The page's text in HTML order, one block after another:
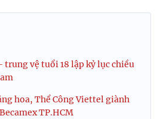
trung vệ tuổi 18 lập kỷ lục chiều
hoa, Thể Công Viettel giành
TP.HCM